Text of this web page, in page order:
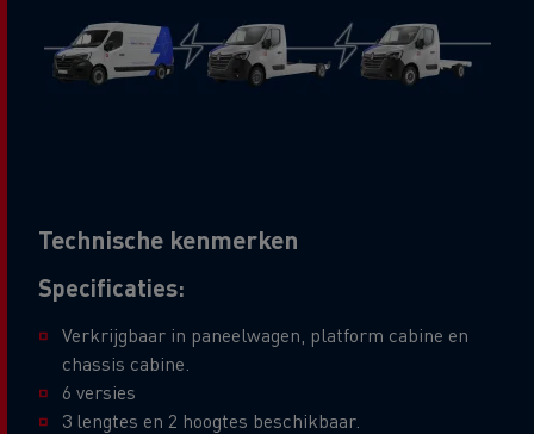
Technische kenmerken
Specificaties:
Verkrijgbaar in paneelwagen, platform cabine en
chassis cabine.
6 versies
3 lengtes en 2 hoogtes beschikbaar.